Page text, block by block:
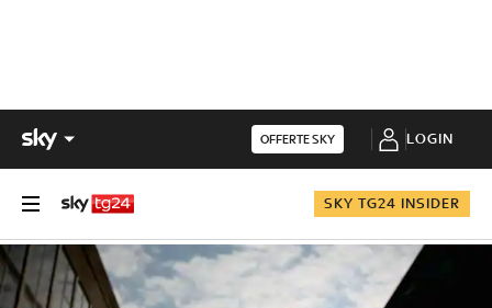
OFFERTE SKY LOGIN
SKY TG24 INSIDER